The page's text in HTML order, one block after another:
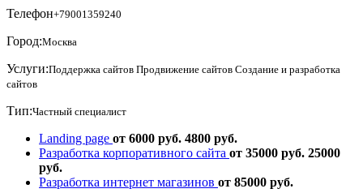
Телефон+79001359240
Город:Москва
Услуги:Поддержка сайтов Продвижение сайтов Создание и разработка
сайтов
Тип:Частный специалист
Landing page от 6000 руб. 4800 руб.
Разработка корпоративного сайта от 35000 руб. 25000
руб.
Разработка интернет магазинов от 85000 руб.